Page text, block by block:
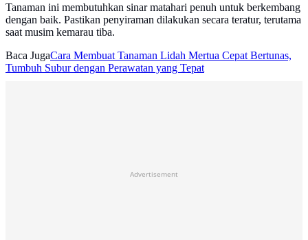
Tanaman ini membutuhkan sinar matahari penuh untuk berkembang
dengan baik. Pastikan penyiraman dilakukan secara teratur, terutama
saat musim kemarau tiba.
Baca JugaCara Membuat Tanaman Lidah Mertua Cepat Bertunas,
Tumbuh Subur dengan Perawatan yang Tepat
Advertisement